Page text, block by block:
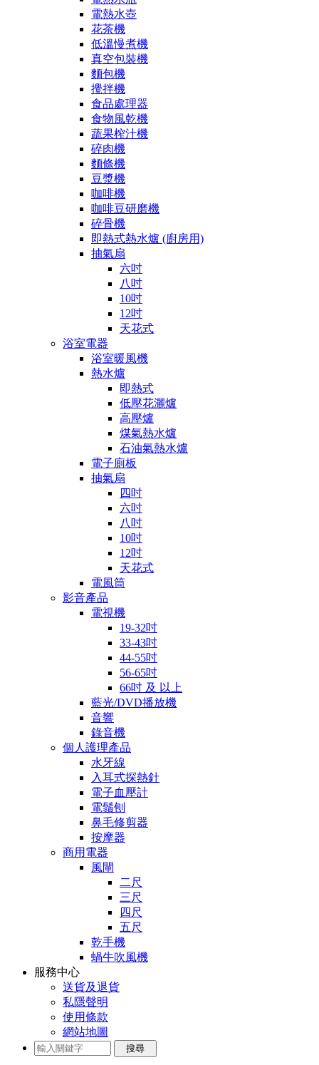
電熱水壺
花茶機
低溫慢煮機
真空包裝機
麵包機
攪拌機
食品處理器
食物風乾機
蔬果榨汁機
碎肉機
麵條機
豆漿機
咖啡機
咖啡豆研磨機
碎骨機
即熱式熱水爐 (廚房用)
抽氣扇
六吋
八吋
10吋
12吋
天花式
浴室電器
浴室暖風機
熱水爐
即熱式
低壓花灑爐
高壓爐
煤氣熱水爐
石油氣熱水爐
電子廁板
抽氣扇
四吋
六吋
八吋
10吋
12吋
天花式
電風筒
影音產品
電視機
19-32吋
33-43吋
44-55吋
56-65吋
66吋 及 以上
藍光/DVD播放機
音響
錄音機
個人護理產品
水牙線
入耳式探熱針
電子血壓計
電鬚刨
鼻毛修剪器
按摩器
商用電器
風閘
二尺
三尺
四尺
五尺
乾手機
蝸牛吹風機
服務中心
送貨及退貨
私隱聲明
使用條款
網站地圖